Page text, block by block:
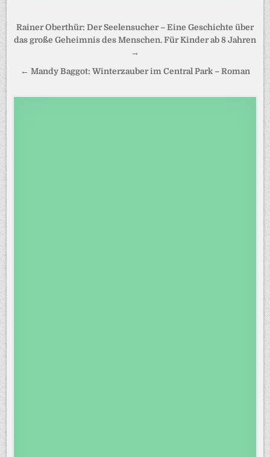
Beitragsnavigation
Rainer Oberthür: Der Seelensucher – Eine Geschichte über
das große Geheimnis des Menschen. Für Kinder ab 8 Jahren
→
← Mandy Baggot: Winterzauber im Central Park – Roman